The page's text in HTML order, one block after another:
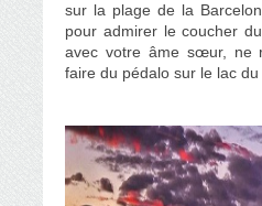
sur la plage de la
pour admirer le coucher
avec votre âme sœur, ne
faire du pédalo sur le lac